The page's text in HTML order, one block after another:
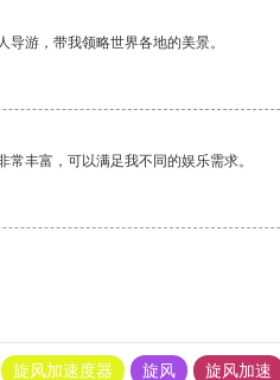
导游，带我领略世界各地的美景。
常丰富，可以满足我不同的娱乐需求。
旋风加速度器 旋风 旋风加速